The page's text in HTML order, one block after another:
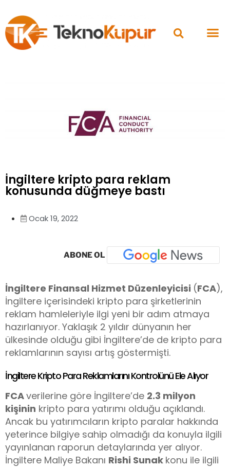
İngiltere kripto para reklam
konusunda düğmeye bastı
Ocak 19, 2022
ABONE OL
İngiltere Finansal Hizmet Düzenleyicisi (FCA),
İngiltere içerisindeki kripto para şirketlerinin
reklam hamleleriyle ilgi yeni bir adım atmaya
hazırlanıyor. Yaklaşık 2 yıldır dünyanın her
ülkesinde olduğu gibi İngiltere’de de kripto para
reklamlarının sayısı artış göstermişti.
İngiltere Kripto Para Reklamlarını Kontrolünü Ele Alıyor
FCAverilerine göre İngiltere’de 2.3 milyon
kişinin kripto para yatırımı olduğu açıklandı.
Ancak bu yatırımcıların kripto paralar hakkında
yeterince bilgiye sahip olmadığı da konuyla ilgili
yayınlanan raporun detaylarında yer alıyor.
İngiltere Maliye Bakanı Rishi Sunak konu ile ilgili